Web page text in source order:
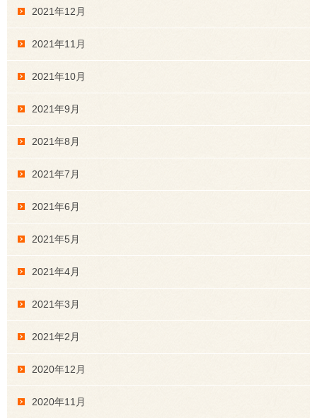
2021年12月
2021年11月
2021年10月
2021年9月
2021年8月
2021年7月
2021年6月
2021年5月
2021年4月
2021年3月
2021年2月
2020年12月
2020年11月